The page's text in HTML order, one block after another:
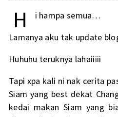
H
i hampa semua…
Lamanya aku tak update
Huhuhu teruknya lahaiiiii
Tapi xpa kali ni nak cerita
Siam yang best dekat
kedai makan Siam yang